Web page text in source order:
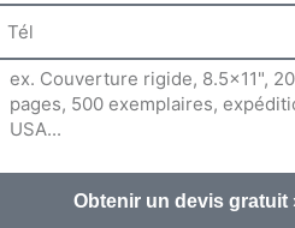
Message
Obtenir un devis gratuit